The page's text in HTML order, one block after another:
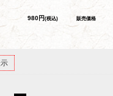
980円(税込) 販売価格